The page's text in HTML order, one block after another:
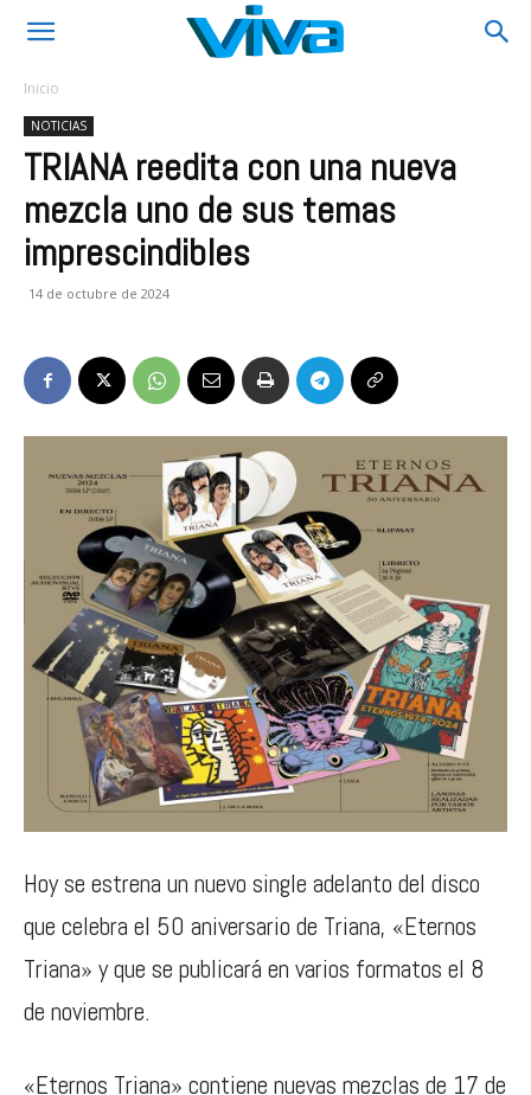
Inicio
NOTICIAS
TRIANA reedita con una nueva
mezcla uno de sus temas
imprescindibles
14 de octubre de 2024
Hoy se estrena un nuevo single adelanto del disco
que celebra el 50 aniversario de Triana, «Eternos
Triana» y que se publicará en varios formatos el 8
de noviembre.
«Eternos Triana» contiene nuevas mezclas de 17 de